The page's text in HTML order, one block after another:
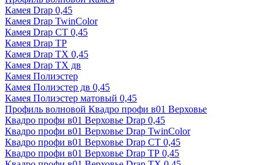
Камея Drap 0,45
Камея Drap TwinColor
Камея Drap СТ 0,45
Камея Drap ТР
Камея Drap ТХ 0,45
Камея Drap ТХ дв
Камея Полиэстер
Камея Полиэстер дв 0,45
Камея Полиэстер матовый 0,45
Профиль волновой Квадро профи в01 Верховье
Квадро профи в01 Верховье Drap 0,45
Квадро профи в01 Верховье Drap TwinColor
Квадро профи в01 Верховье Drap СТ 0,45
Квадро профи в01 Верховье Drap ТР 0,45